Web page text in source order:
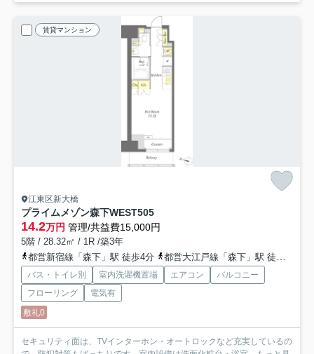
賃貸マンション
江東区新大橋
プライムメゾン森下WEST505
14.2万円 管理/共益費15,000円
5階 / 28.32㎡ / 1R /築3年
都営新宿線「森下」駅 徒歩4分
都営大江戸線「森下」駅 徒歩4分
バス・トイレ別 室内洗濯機置場 エアコン
バルコニー
フローリング
電気有
敷礼0
セキュリティ面は、TVインターホン・オートロックなど充実しているの